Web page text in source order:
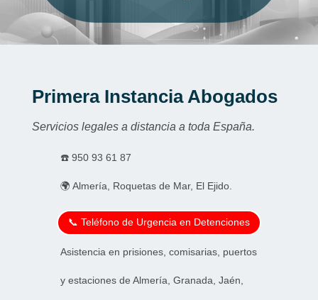
Primera Instancia Abogados
Servicios legales a distancia a toda España.
☎️ 950 93 61 87
🌍 Almería, Roquetas de Mar, El Ejido.
📞 Teléfono de Urgencia en Detenciones
Asistencia en prisiones, comisarias, puertos
y estaciones de Almería, Granada, Jaén,